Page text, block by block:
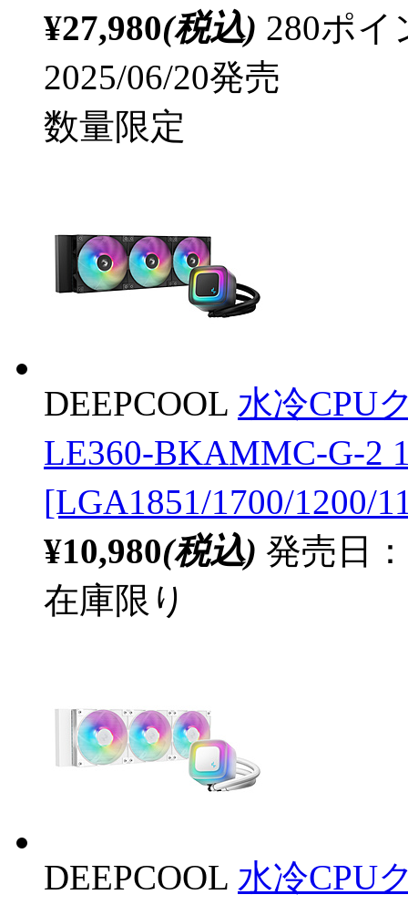
¥27,980(税込) 280ポ
2025/06/20発売
数量限定
DEEPCOOL 水冷CPU
LE360-BKAMMC-G-2
[LGA1851/1700/1200/
¥10,980(税込) 発売日
在庫限り
DEEPCOOL 水冷CPU